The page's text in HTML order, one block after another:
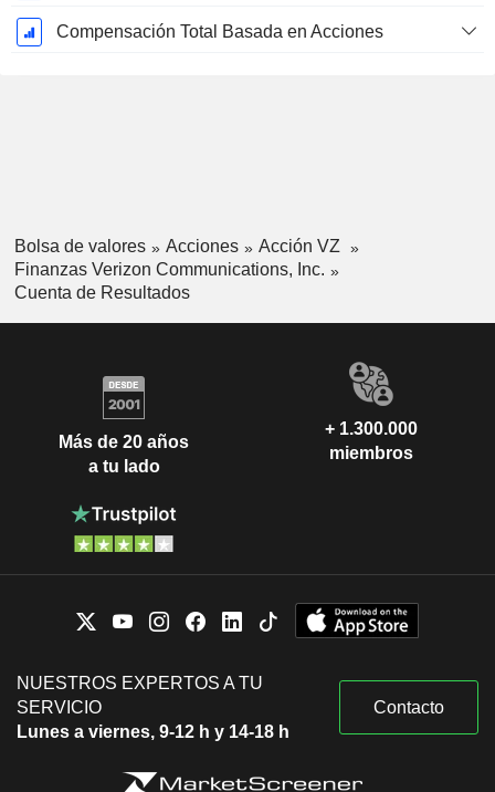
Compensación Total Basada en Acciones
Bolsa de valores Acciones
Acción VZ
Finanzas Verizon Communications, Inc.
Cuenta de Resultados
Más de 20 años
a tu lado
+ 1.300.000
miembros
NUESTROS EXPERTOS A TU
SERVICIO
Lunes a viernes, 9-12 h y 14-18 h
Contacto